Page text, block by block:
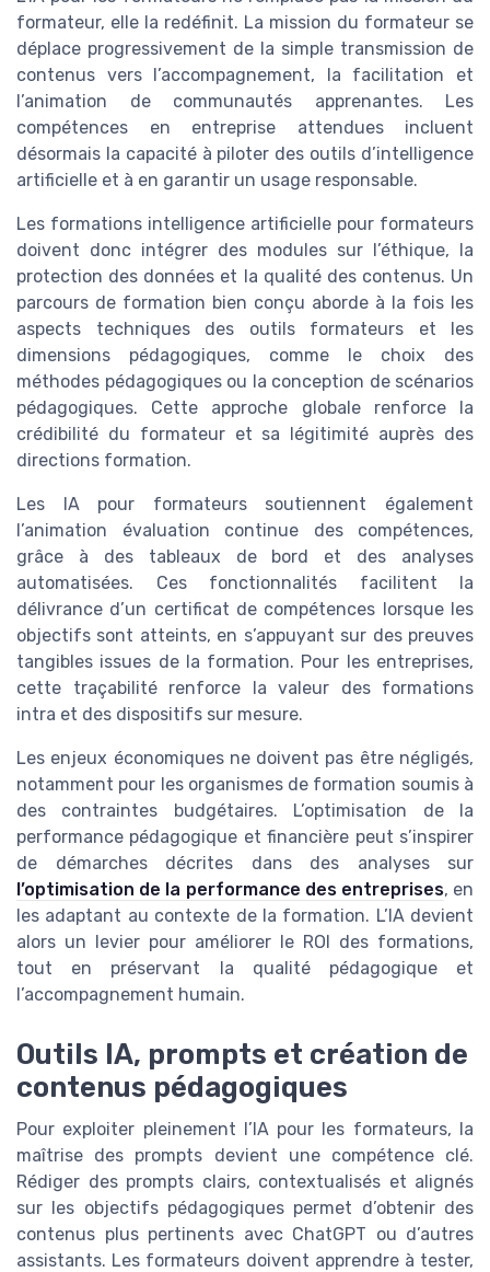
formateur, elle la redéfinit. La mission du formateur se
déplace progressivement de la simple transmission de
contenus vers l’accompagnement, la facilitation et
l’animation de communautés apprenantes. Les
compétences en entreprise attendues incluent
désormais la capacité à piloter des outils d’intelligence
artificielle et à en garantir un usage responsable.
Les formations intelligence artificielle pour formateurs
doivent donc intégrer des modules sur l’éthique, la
protection des données et la qualité des contenus. Un
parcours de formation bien conçu aborde à la fois les
aspects techniques des outils formateurs et les
dimensions pédagogiques, comme le choix des
méthodes pédagogiques ou la conception de scénarios
pédagogiques. Cette approche globale renforce la
crédibilité du formateur et sa légitimité auprès des
directions formation.
Les IA pour formateurs soutiennent également
l’animation évaluation continue des compétences,
grâce à des tableaux de bord et des analyses
automatisées. Ces fonctionnalités facilitent la
délivrance d’un certificat de compétences lorsque les
objectifs sont atteints, en s’appuyant sur des preuves
tangibles issues de la formation. Pour les entreprises,
cette traçabilité renforce la valeur des formations
intra et des dispositifs sur mesure.
Les enjeux économiques ne doivent pas être négligés,
notamment pour les organismes de formation soumis à
des contraintes budgétaires. L’optimisation de la
performance pédagogique et financière peut s’inspirer
de démarches décrites dans des analyses sur
l’optimisation de la performance des entreprises, en
les adaptant au contexte de la formation. L’IA devient
alors un levier pour améliorer le ROI des formations,
tout en préservant la qualité pédagogique et
l’accompagnement humain.
Outils IA, prompts et création de
contenus pédagogiques
Pour exploiter pleinement l’IA pour les formateurs, la
maîtrise des prompts devient une compétence clé.
Rédiger des prompts clairs, contextualisés et alignés
sur les objectifs pédagogiques permet d’obtenir des
contenus plus pertinents avec ChatGPT ou d’autres
assistants. Les formateurs doivent apprendre à tester,